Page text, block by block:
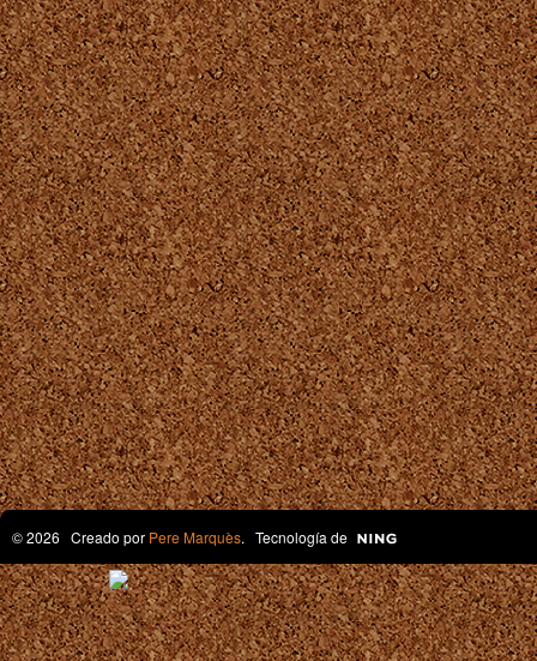
© 2026 Creado por Pere Marquès. Tecnología de